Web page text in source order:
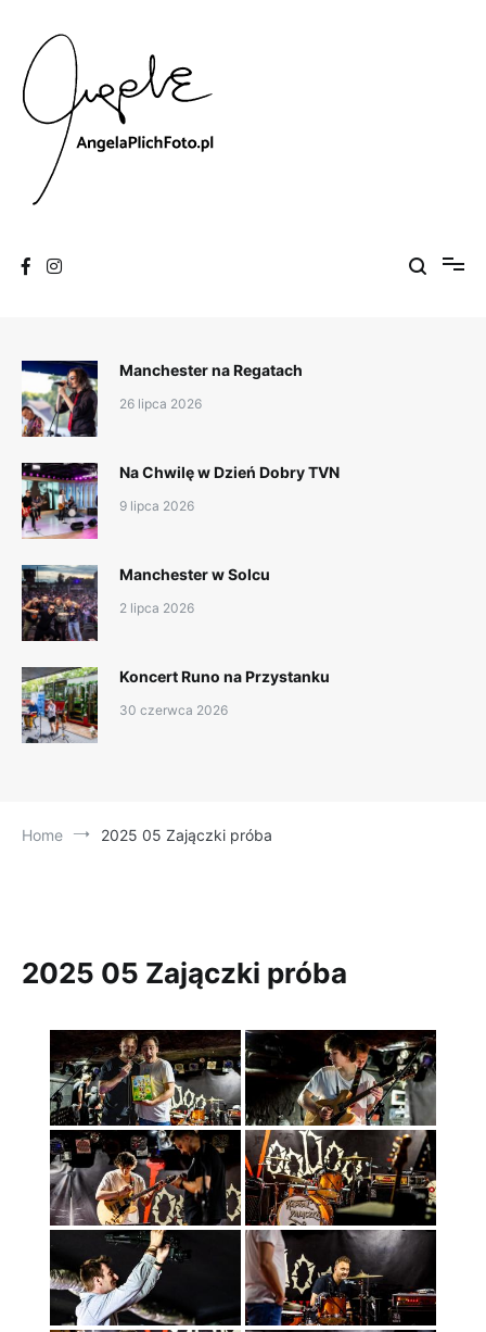
content
Manchester na Regatach
26 lipca 2026
Na Chwilę w Dzień Dobry TVN
9 lipca 2026
Manchester w Solcu
2 lipca 2026
Koncert Runo na Przystanku
30 czerwca 2026
Home 2025 05 Zajączki próba
2025 05 Zajączki próba